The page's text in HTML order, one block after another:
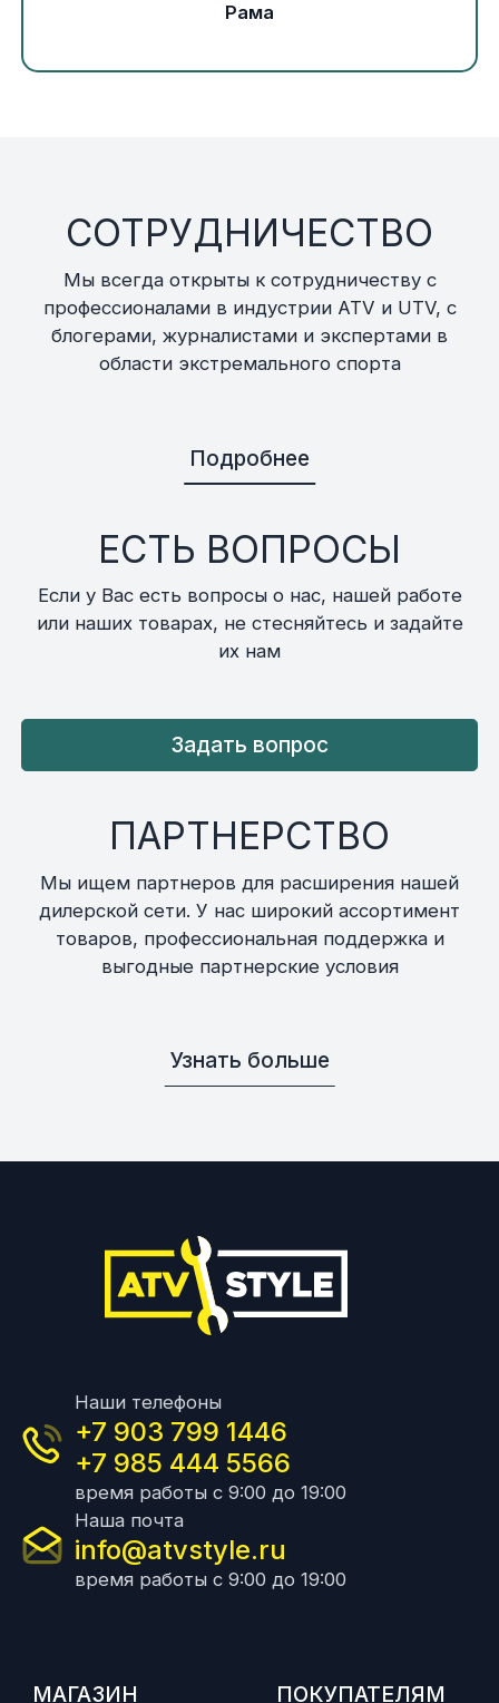
Якорное оборудование
Рама
СОТРУДНИЧЕСТВО
Мы всегда открыты к сотрудничеству с
профессионалами в индустрии ATV и UTV, с
блогерами, журналистами и экспертами в
области экстремального спорта
Подробнее
ЕСТЬ ВОПРОСЫ
Если у Вас есть вопросы о нас, нашей работе
или наших товарах, не стесняйтесь и задайте
их нам
Задать вопрос
ПАРТНЕРСТВО
Мы ищем партнеров для расширения нашей
дилерской сети. У нас широкий ассортимент
товаров, профессиональная поддержка и
выгодные партнерские условия
Узнать больше
Наши телефоны
+7 903 799 1446
+7 985 444 5566
время работы с 9:00 до 19:00
Наша почта
info@atvstyle.ru
время работы с 9:00 до 19:00
МАГАЗИН ПОКУПАТЕЛЯМ